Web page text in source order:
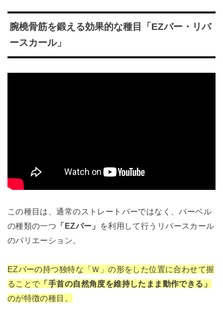
腕橈骨筋を鍛える効果的な種目「EZバー・リバ
ースカール」
この種目は、通常のストレートバーではなく、バーベル
の種類の一つ 「EZバー」
を利用して行うリバースカール
のバリエーション。
EZバーの持つ独特な「Ｗ」の形をした位置に合わせて握
ることで 「手首の自然角度を維持したまま動作できる」
のが特徴の種目。